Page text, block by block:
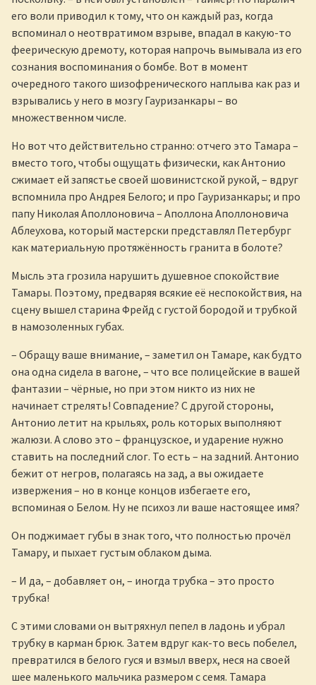
его воли приводил к тому, что он каждый раз, когда
вспоминал о неотвратимом взрыве, впадал в какую-то
феерическую дремоту, которая напрочь вымывала из его
сознания воспоминания о бомбе. Вот в момент
очередного такого шизофренического наплыва как раз и
взрывались у него в мозгу Гауризанкары – во
множественном числе.
Но вот что действительно странно: отчего это Тамара –
вместо того, чтобы ощущать физически, как Антонио
сжимает ей запястье своей шовинистской рукой, – вдруг
вспомнила про Андрея Белого; и про Гауризанкары; и про
папу Николая Аполлоновича – Аполлона Аполлоновича
Аблеухова, который мастерски представлял Петербург
как материальную протяжённость гранита в болоте?
Мысль эта грозила нарушить душевное спокойствие
Тамары. Поэтому, предваряя всякие её неспокойствия, на
сцену вышел старина Фрейд с густой бородой и трубкой
в намозоленных губах.
– Обращу ваше внимание, – заметил он Тамаре, как будто
она одна сидела в вагоне, – что все полицейские в вашей
фантазии – чёрные, но при этом никто из них не
начинает стрелять! Совпадение? С другой стороны,
Антонио летит на крыльях, роль которых выполняют
жалюзи. А слово это – французское, и ударение нужно
ставить на последний слог. То есть – на задний. Антонио
бежит от негров, полагаясь на зад, а вы ожидаете
извержения – но в конце концов избегаете его,
вспоминая о Белом. Ну не психоз ли ваше настоящее имя?
Он поджимает губы в знак того, что полностью прочёл
Тамару, и пыхает густым облаком дыма.
– И да, – добавляет он, – иногда трубка – это просто
трубка!
С этими словами он вытряхнул пепел в ладонь и убрал
трубку в карман брюк. Затем вдруг как-то весь побелел,
превратился в белого гуся и взмыл вверх, неся на своей
шее маленького мальчика размером с семя. Тамара